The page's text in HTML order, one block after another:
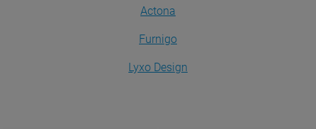
Actona
Furnigo
Lyxo Design